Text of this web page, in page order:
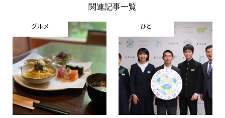
関連記事一覧
グルメ ひと